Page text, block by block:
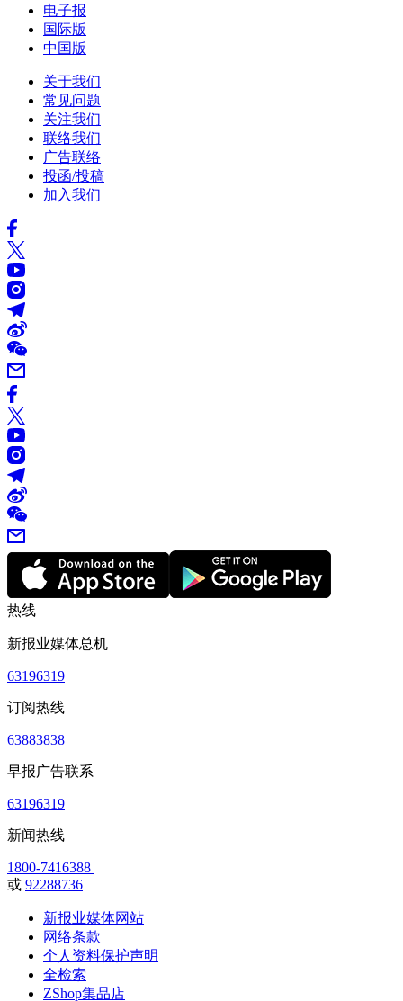
电子报
国际版
中国版
关于我们
常见问题
关注我们
联络我们
广告联络
投函/投稿
加入我们
热线
新报业媒体总机
63196319
订阅热线
63883838
早报广告联系
63196319
新闻热线
1800-7416388
或 92288736
新报业媒体网站
网络条款
个人资料保护声明
全检索
ZShop集品店